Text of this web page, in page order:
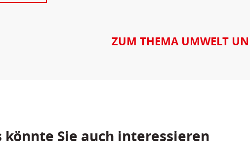
ZUM THEMA UMWELT
könnte Sie auch interessieren